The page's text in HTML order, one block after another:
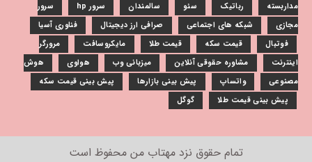
مداربسته
رباتیک سئو سالمندان سرور hp
سرور
مجازی
شبکه های اجتماعی صرافی ارز دیجیتال
فناوری آسیا
فوتبال
قیمت سکه قیمت طلا مایکروسافت
مرورگر
اینترنت
مشاوره حقوقی آنلاین میزبانی وب هواوی
هوش
مصنوعی
واتساپ پیش بینی بازارها
پیش بینی قیمت سکه
پیش بینی قیمت طلا
گوگل
تمام حقوق نزد مهتاب من محفوظ است